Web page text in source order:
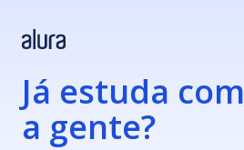
Já estuda com
a gente?